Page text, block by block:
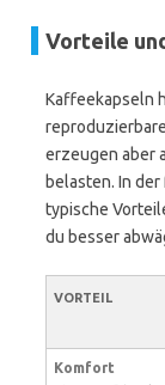
Vorteile
Kaffeekapseln
erzeugen aber
belasten. In
typische
du besser
VORTEIL
Komfort